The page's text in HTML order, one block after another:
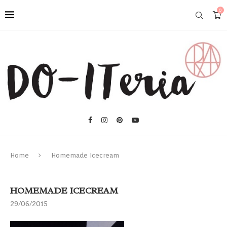
0
Home Homemade Icecream
HOMEMADE ICECREAM
29/06/2015